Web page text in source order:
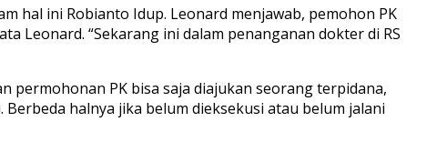
hal ini Robianto Idup. Leonard menjawab, pemohon PK
Leonard. “Sekarang ini dalam penanganan dokter di RS
permohonan PK bisa saja diajukan seorang terpidana,
halnya jika belum dieksekusi atau belum jalani